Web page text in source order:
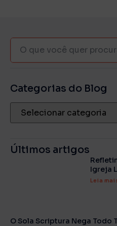
Categorias do Blog
Últimos artigos
Igreja
Leia
O Sola Scriptura Nega Todo